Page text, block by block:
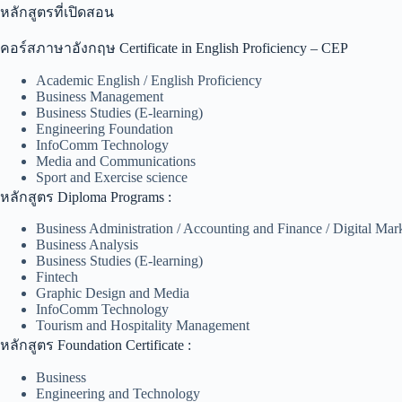
หลักสูตรที่เปิดสอน
คอร์สภาษาอังกฤษ Certificate in English Proficiency – CEP
Academic English / English Proficiency
Business Management
Business Studies (E-learning)
Engineering Foundation
InfoComm Technology
Media and Communications
Sport and Exercise science
หลักสูตร Diploma Programs :
Business Administration / Accounting and Finance / Digital
Business Analysis
Business Studies (E-learning)
Fintech
Graphic Design and Media
InfoComm Technology
Tourism and Hospitality Management
หลักสูตร Foundation Certificate :
Business
Engineering and Technology